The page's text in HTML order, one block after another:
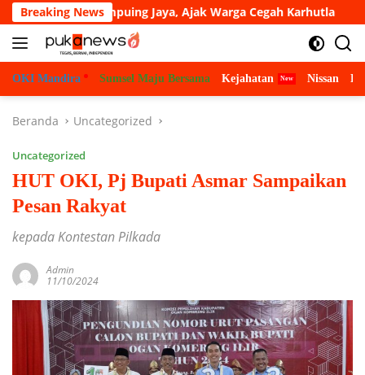
Langsung
ke
konten
Breaking News
se-Lempuing Jaya, Ajak Warga Cegah Karhutla
OKI Mandira Sumsel Maju Bersama Kejahatan Nissan
Beranda Uncategorized
Uncategorized
HUT OKI, Pj Bupati Asmar Sampaikan
Pesan Rakyat
kepada Kontestan Pilkada
Admin
11/10/2024